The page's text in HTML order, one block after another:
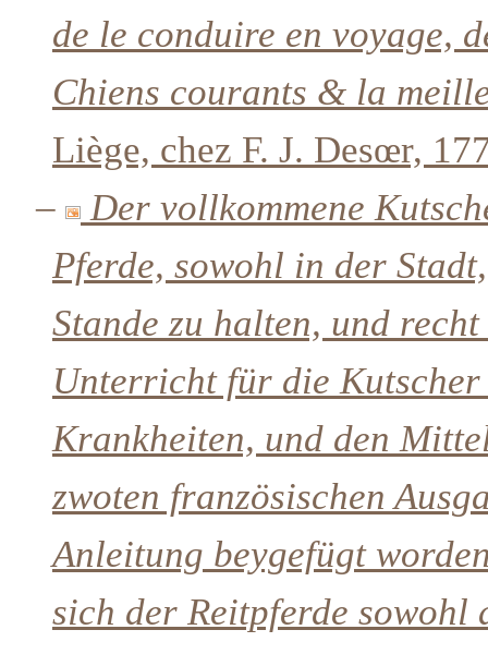
de le conduire en voyage,
Chiens courants & la
Liège, chez F. J. Desœr,
–
Der vollkommene
Pferde, sowohl in der
Stande zu halten, und
Unterricht für die
Krankheiten, und den
zwoten französischen
Anleitung beygefügt
sich der Reitpferde sowohl